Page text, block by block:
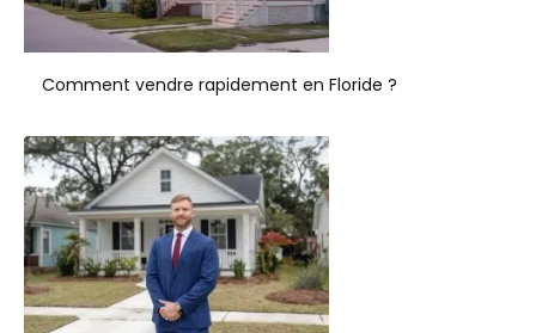
Comment vendre rapidement en Floride ?